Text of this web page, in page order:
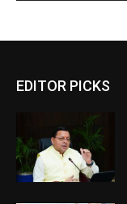
EDITOR PICKS